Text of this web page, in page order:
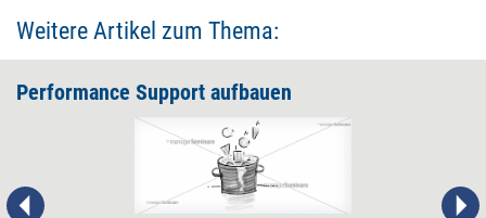
Weitere Artikel zum Thema:
Performance Support aufbauen